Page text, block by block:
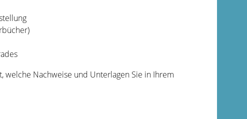
welche Nachweise und Unterlagen Sie in Ihrem